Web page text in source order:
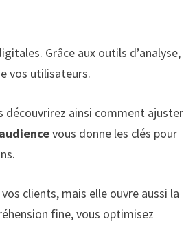
Grâce aux outils d’analyse,
vos utilisateurs.
découvrirez ainsi comment ajuster
vous donne les clés pour
clients, mais elle ouvre aussi la
fine, vous optimisez